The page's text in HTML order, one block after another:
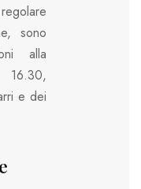
sono
alla
e dei